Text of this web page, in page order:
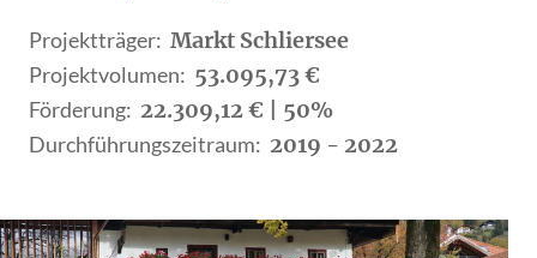
Projektträger: Markt Schliersee
Projektvolumen: 53.095,73 €
Förderung: 22.309,12 € | 50%
Durchführungszeitraum: 2019 - 2022